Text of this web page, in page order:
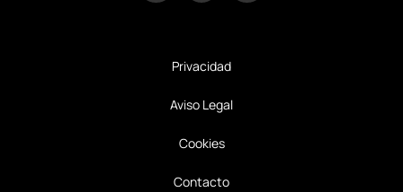
Privacidad
Aviso Legal
Cookies
Contacto